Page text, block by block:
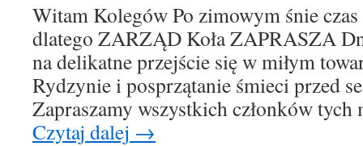
Witam Kolegów Po zimowym śnie
dlatego ZARZĄD Koła ZAPRASZA
na delikatne przejście się w miłym
Rydzynie i posprzątanie śmieci przed
Zapraszamy wszystkich członków
Czytaj dalej →